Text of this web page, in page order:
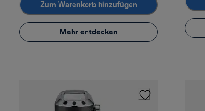
Zum Warenkorb hinzufügen
Mehr entdecken